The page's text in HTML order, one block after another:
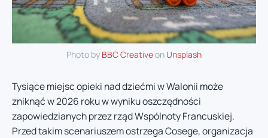
Photo by BBC Creativeon Unsplash
Tysiące miejsc opieki nad dziećmi w Walonii może
zniknąć w 2026 roku w wyniku oszczędności
zapowiedzianych przez rząd Wspólnoty Francuskiej.
Przed takim scenariuszem ostrzega Cosege, organizacja